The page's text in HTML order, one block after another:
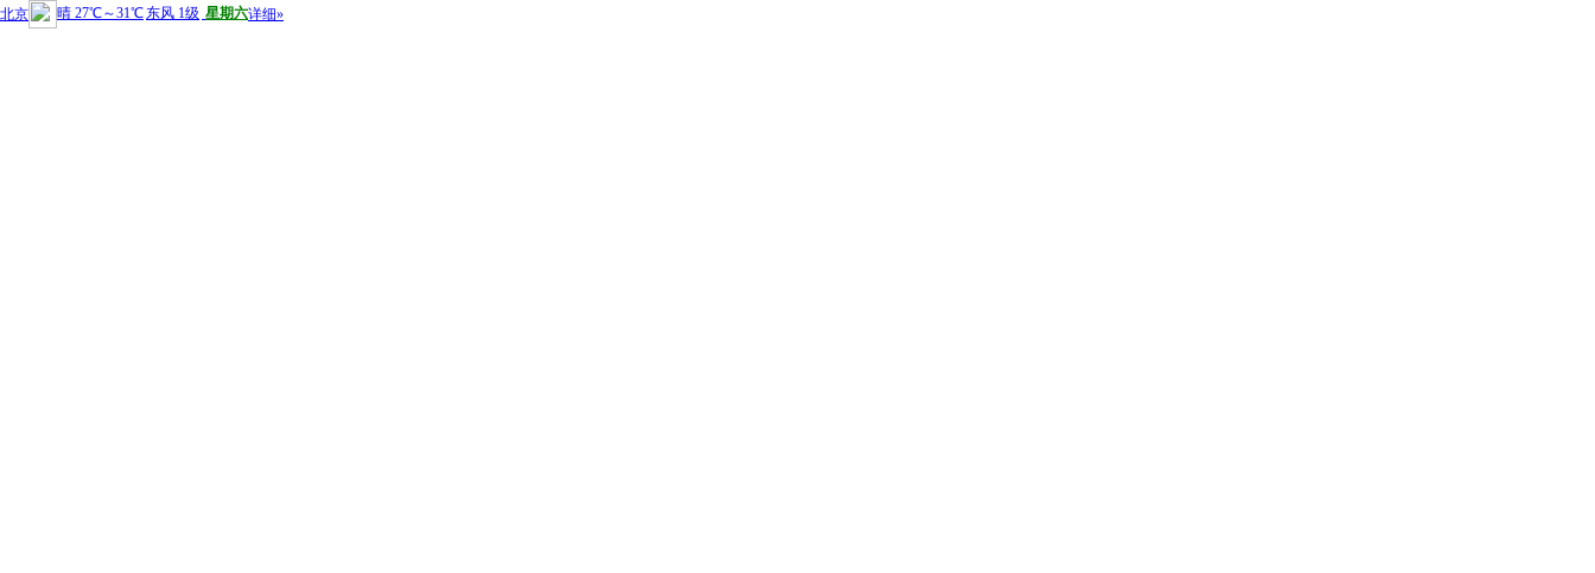
北京 晴 27℃～31℃东风 1级 星期六详细»